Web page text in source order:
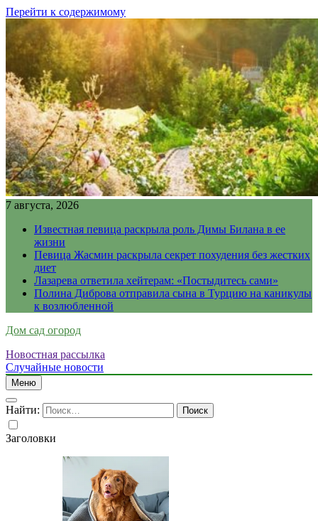
Перейти к содержимому
7 августа, 2026
Известная певица раскрыла роль Димы Билана в ее
жизни
Певица Жасмин раскрыла секрет похудения без жестких
диет
Лазарева ответила хейтерам: «Постыдитесь сами»
Полина Диброва отправила сына в Турцию на каникулы
к возлюбленной
Дом сад огород
Новостная рассылка
Случайные новости
Меню
Найти:
Заголовки